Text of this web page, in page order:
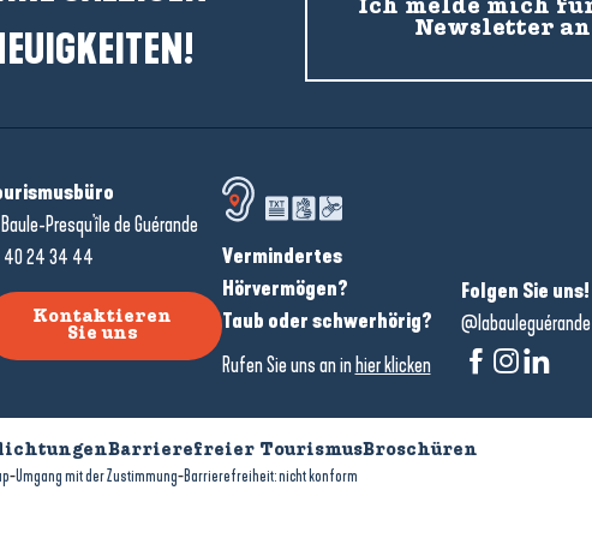
Ich melde mich
Newsletter an
Baule-Presqu'île de Guérande
40 24 34 44
Kontaktieren
Sie uns
Vermindertes
Hörvermögen?
Taub oder schwerhörig?
Rufen Sie uns an inhier klicken
Folgen Sie uns!
@labauleguérande
Barrierefreier TourismusBroschüren
-Umgang mit der Zustimmung-Barrierefreiheit: nicht konform